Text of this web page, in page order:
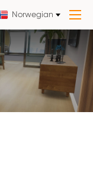
Norwegian